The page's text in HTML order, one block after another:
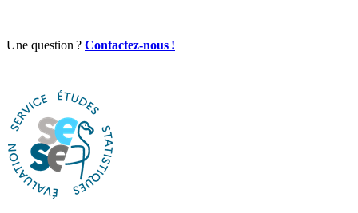
Une question ? Contactez-nous !